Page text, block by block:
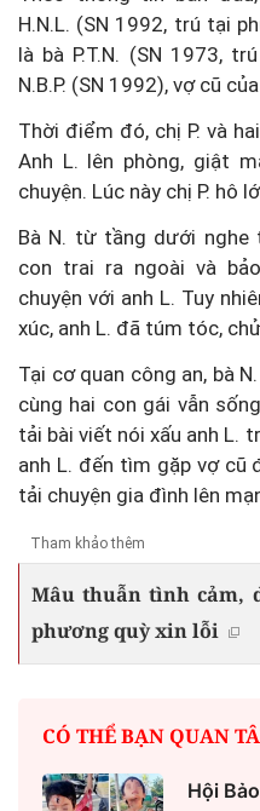
H.N.L. (SN 1992, trú tại
là bà P.T.N. (SN 1973,
N.B.P. (SN 1992), vợ cũ
Thời điểm đó, chị P. và
Anh L. lên phòng, giật
chuyện. Lúc này chị P. hô
Bà N. từ tầng dưới nghe
con trai ra ngoài và
chuyện với anh L. Tuy
xúc, anh L. đã túm tóc,
Tại cơ quan công an, bà
cùng hai con gái vẫn
tải bài viết nói xấu anh L.
anh L. đến tìm gặp vợ cũ
tải chuyện gia đình lên
Tham khảo thêm
Mâu thuẫn tình cảm,
phương quỳ xin lỗi
CÓ THỂ BẠN QUAN
Hội